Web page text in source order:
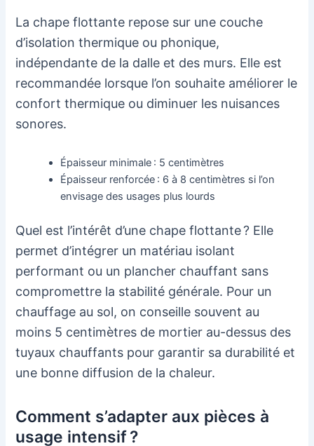
La chape flottante repose sur une couche
d’isolation thermique ou phonique,
indépendante de la dalle et des murs. Elle est
recommandée lorsque l’on souhaite améliorer le
confort thermique ou diminuer les nuisances
sonores.
Épaisseur minimale : 5 centimètres
Épaisseur renforcée : 6 à 8 centimètres si l’on
envisage des usages plus lourds
Quel est l’intérêt d’une chape flottante ? Elle
permet d’intégrer un matériau isolant
performant ou un plancher chauffant sans
compromettre la stabilité générale. Pour un
chauffage au sol, on conseille souvent au
moins 5 centimètres de mortier au-dessus des
tuyaux chauffants pour garantir sa durabilité et
une bonne diffusion de la chaleur.
Comment s’adapter aux pièces à
usage intensif ?